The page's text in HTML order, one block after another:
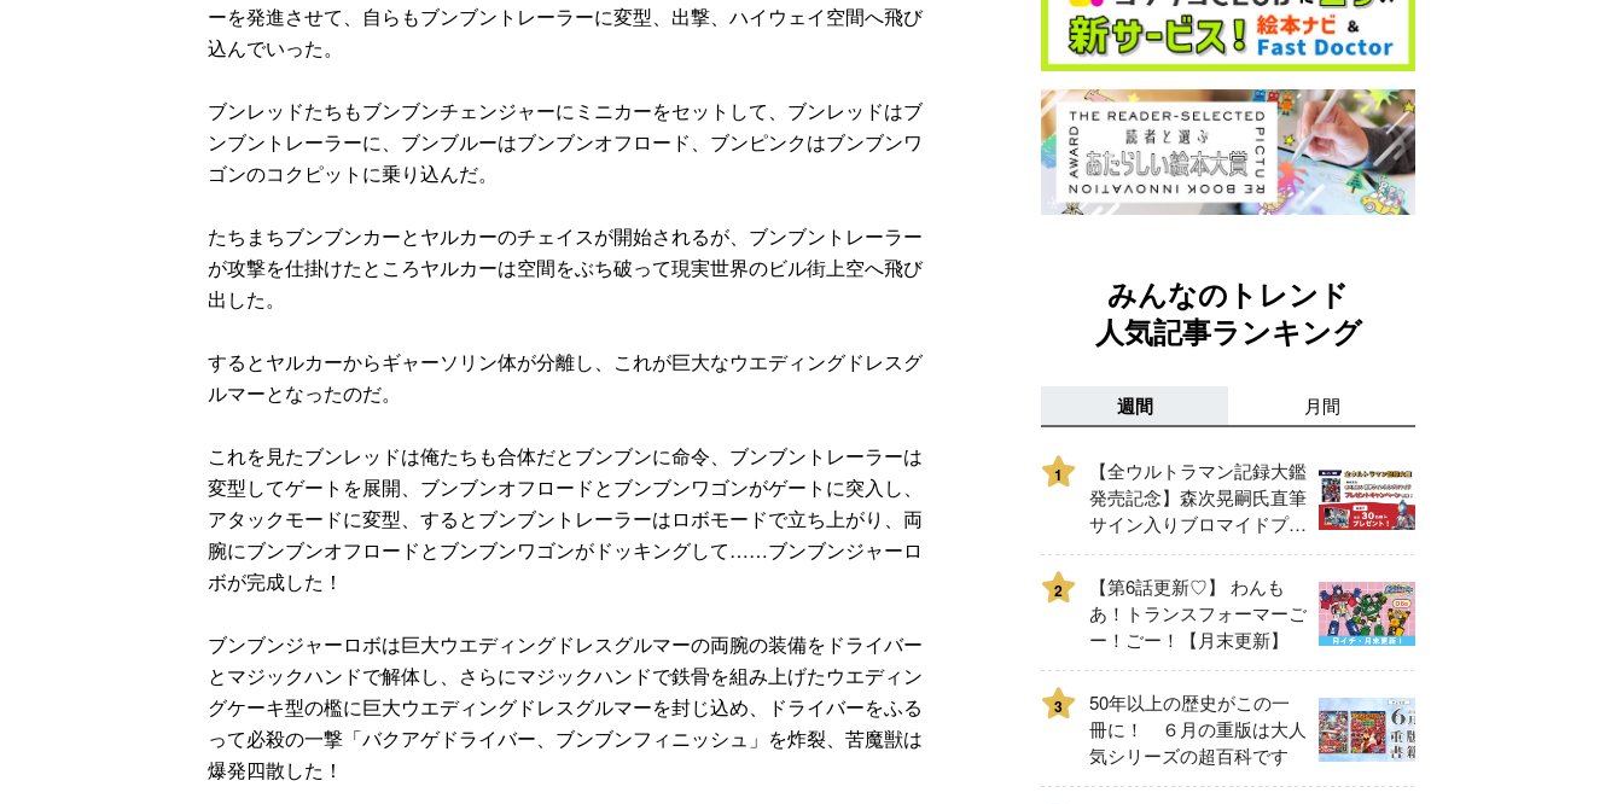
ーを発進させて、自らもブンブントレーラーに変型、出撃、ハイウェイ空間へ飛び
込んでいった。
ブンレッドたちもブンブンチェンジャーにミニカーをセットして、ブンレッドはブ
ンブントレーラーに、ブンブルーはブンブンオフロード、ブンピンクはブンブンワ
ゴンのコクピットに乗り込んだ。
たちまちブンブンカーとヤルカーのチェイスが開始されるが、ブンブントレーラー
が攻撃を仕掛けたところヤルカーは空間をぶち破って現実世界のビル街上空へ飛び
出した。
するとヤルカーからギャーソリン体が分離し、これが巨大なウエディングドレスグ
ルマーとなったのだ。
これを見たブンレッドは俺たちも合体だとブンブンに命令、ブンブントレーラーは
変型してゲートを展開、ブンブンオフロードとブンブンワゴンがゲートに突入し、
アタックモードに変型、するとブンブントレーラーはロボモードで立ち上がり、両
腕にブンブンオフロードとブンブンワゴンがドッキングして……ブンブンジャーロ
ボが完成した！
ブンブンジャーロボは巨大ウエディングドレスグルマーの両腕の装備をドライバー
とマジックハンドで解体し、さらにマジックハンドで鉄骨を組み上げたウエディン
グケーキ型の檻に巨大ウエディングドレスグルマーを封じ込め、ドライバーをふる
って必殺の一撃「バクアゲドライバー、ブンブンフィニッシュ」を炸裂、苦魔獣は
爆発四散した！
みんなのトレンド
人気記事ランキング
週間 月間
1
【全ウルトラマン記録大鑑
発売記念】森次晃嗣氏直筆
サイン入りブロマイドプレ
ゼントキャンペーン開催！
2
【第6話更新♡】 わんも
あ！トランスフォーマーご
ー！ごー！【月末更新】
3
50年以上の歴史がこの一
冊に！ ６月の重版は大人
気シリーズの超百科です